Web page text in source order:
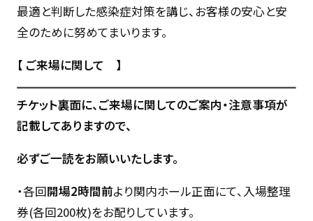
最適と判断した感染症対策を講じ、お客様の安心と安
全のために努めてまいります。
【 ご来場に関して 】
チケット裏面に、ご来場に関してのご案内・注意事項が
記載してありますので、
必ずご一読をお願いいたします。
・各回開場2時間前より関内ホール正面にて、入場整理
券(各回200枚)をお配りしています。